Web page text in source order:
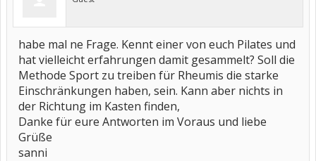
habe mal ne Frage. Kennt einer von euch Pilates und
hat vielleicht erfahrungen damit gesammelt? Soll die
Methode Sport zu treiben für Rheumis die starke
Einschränkungen haben, sein. Kann aber nichts in
der Richtung im Kasten finden,
Danke für eure Antworten im Voraus und liebe
Grüße
sanni